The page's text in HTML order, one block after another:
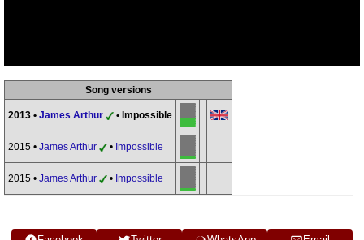
Song versions
2013 • James Arthur • Impossible
2015 • James Arthur • Impossible
2015 • James Arthur • Impossible